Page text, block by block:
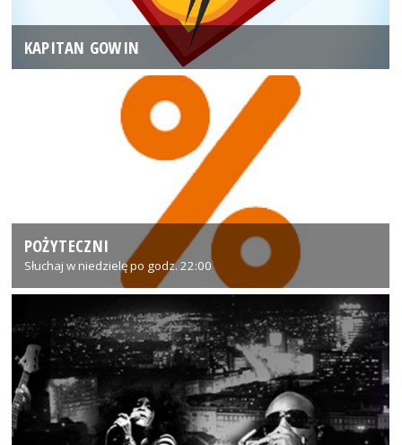
KAPITAN GOWIN
POŻYTECZNI
Słuchaj w niedzielę po godz. 22:00